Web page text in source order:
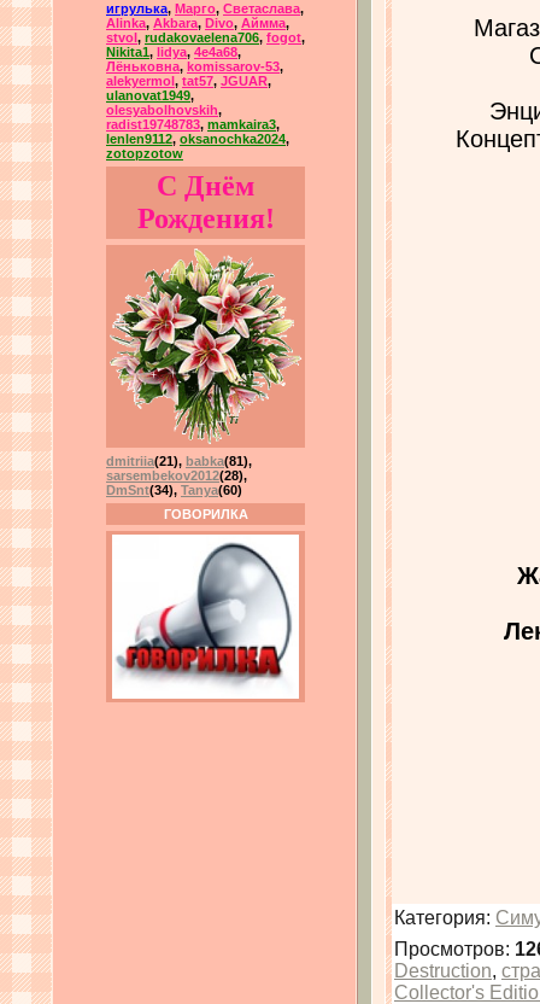
игрулька, Марго, Светаслава,
Alinka, Akbara, Divo, Аймма,
stvol , rudakovaelena706, fogot,
Nikita1, lidya, 4e4a68,
Лёньковна, komissarov-53,
alekyermol , tat57, JGUAR,
ulanovat1949,
olesyabolhovskih,
radist19748783, mamkaira3,
lenlen9112, oksanochka2024,
zotopzotow
С Днём
Рождения!
dmitriia(21), babka(81),
sarsembekov2012(28),
DmSnt(34), Tanya(60)
ГОВОРИЛКА
Категория:
Просмотров:
Destruction,
Collector's